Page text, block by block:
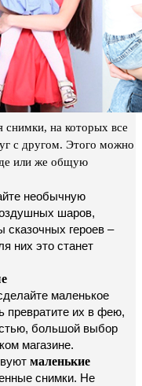
на которых все
с другом. Этого можно
или же общую
необычную
шаров,
сказочных героев –
них это станет
маленькое
превратите их в фею,
большой выбор
магазине.
маленькие
снимки. Не